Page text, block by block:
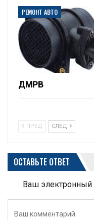
РЕМОНТ АВТО
ДМРВ
ПРЕД СЛЕД
ОСТАВЬТЕ ОТВЕТ
Ваш электронный